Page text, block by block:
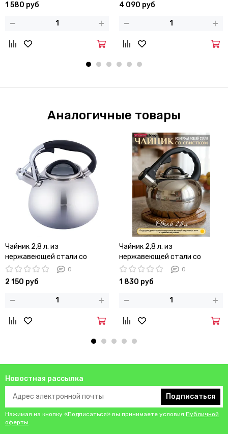
1 580 руб 4 090 руб
Аналогичные товары
Чайник 2,8 л. из
нержавеющей стали со
свистком Kamille KM-0674
0
2 150 руб
Чайник 2,8 л. из
нержавеющей стали со
свистком Kamille KM 0687 и
стеклянной крышкой
0
1 830 руб
Новостная рассылка
Подписаться
Нажимая на кнопку «Подписаться» вы принимаете условия Публичной
оферты.